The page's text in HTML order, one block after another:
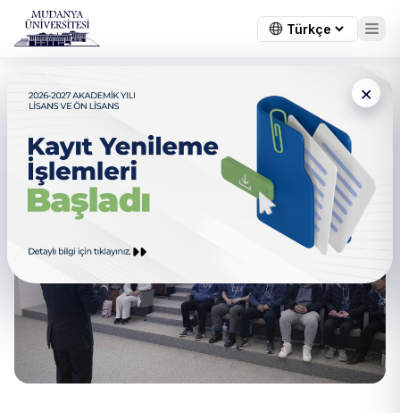
×
Tofaş Fen Lisesi öğrencileri
Mudanya Üniversitesinde